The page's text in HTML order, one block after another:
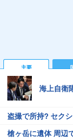
主要
海上自衛
盗撮で所持? セク
槍ヶ岳に遺体 周辺